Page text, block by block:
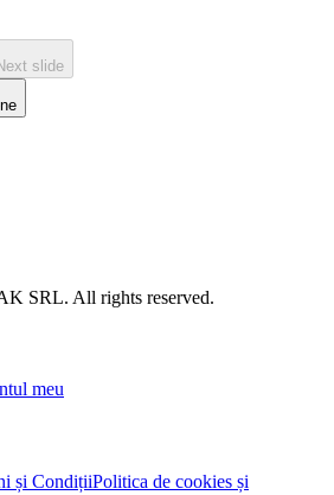
slide
SRL. All rights reserved.
meu
și CondițiiPolitica de cookies și